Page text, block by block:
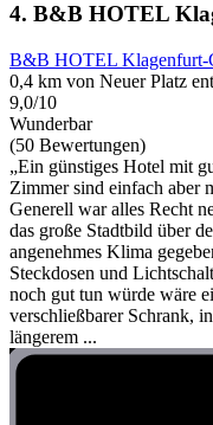
4. B&B HOTEL
B&B HOTEL Klagenfurt-
0,4 km von Neuer Platz
9,0/10
Wunderbar
(50 Bewertungen)
„Ein günstiges Hotel mit
Zimmer sind einfach aber
Generell war alles Recht
das große Stadtbild über
angenehmes Klima
Steckdosen und
noch gut tun würde wäre
verschließbarer Schrank,
längerem ...